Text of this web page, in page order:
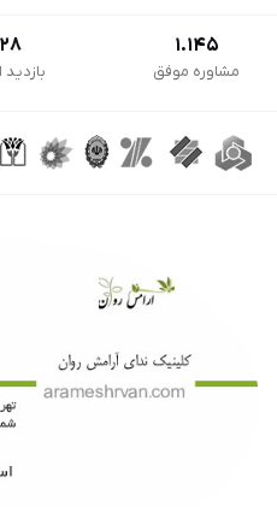
1.145
مشاوره موفق بازدید